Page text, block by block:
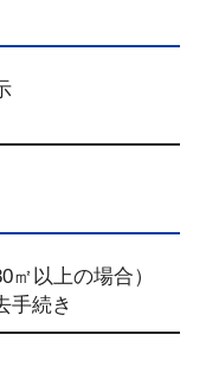
以上の場合）
手続き